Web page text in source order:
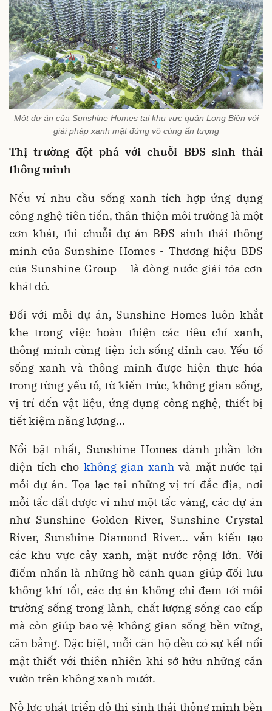
Một dự án của Sunshine Homes tại khu vực quận Long Biên với
giải pháp xanh mặt đứng vô cùng ấn tượng
Thị trường đột phá với chuỗi BĐS sinh thái
thông minh
Nếu ví nhu cầu sống xanh tích hợp ứng dụng
công nghệ tiên tiến, thân thiện môi trường là một
cơn khát, thì chuỗi dự án BĐS sinh thái thông
minh của Sunshine Homes - Thương hiệu BĐS
của Sunshine Group – là dòng nước giải tỏa cơn
khát đó.
Đối với mỗi dự án, Sunshine Homes luôn khắt
khe trong việc hoàn thiện các tiêu chí xanh,
thông minh cùng tiện ích sống đỉnh cao. Yếu tố
sống xanh và thông minh được hiện thực hóa
trong từng yếu tố, từ kiến trúc, không gian sống,
vị trí đến vật liệu, ứng dụng công nghệ, thiết bị
tiết kiệm năng lượng...
Nổi bật nhất, Sunshine Homes dành phần lớn
diện tích cho không gian xanh và mặt nước tại
mỗi dự án. Tọa lạc tại những vị trí đắc địa, nơi
mỗi tấc đất được ví như một tấc vàng, các dự án
như Sunshine Golden River, Sunshine Crystal
River, Sunshine Diamond River... vẫn kiến tạo
các khu vực cây xanh, mặt nước rộng lớn. Với
điểm nhấn là những hồ cảnh quan giúp đối lưu
không khí tốt, các dự án không chỉ đem tới môi
trường sống trong lành, chất lượng sống cao cấp
mà còn giúp bảo vệ không gian sống bền vững,
cân bằng. Đặc biệt, mỗi căn hộ đều có sự kết nối
mật thiết với thiên nhiên khi sở hữu những căn
vườn trên không xanh mướt.
Nỗ lực phát triển đô thị sinh thái thông minh bền